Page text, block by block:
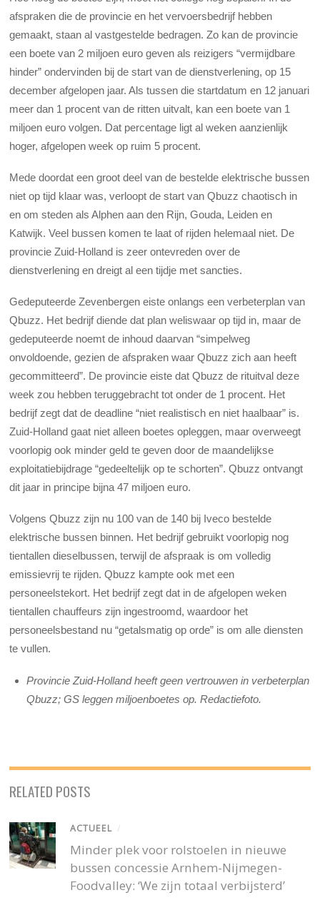
afspraken die de provincie en het vervoersbedrijf hebben
gemaakt, staan al vastgestelde bedragen. Zo kan de provincie
een boete van 2 miljoen euro geven als reizigers “vermijdbare
hinder” ondervinden bij de start van de dienstverlening, op 15
december afgelopen jaar. Als tussen die startdatum en 12 januari
meer dan 1 procent van de ritten uitvalt, kan een boete van 1
miljoen euro volgen. Dat percentage ligt al weken aanzienlijk
hoger, afgelopen week op ruim 5 procent.
Mede doordat een groot deel van de bestelde elektrische bussen
niet op tijd klaar was, verloopt de start van Qbuzz chaotisch in
en om steden als Alphen aan den Rijn, Gouda, Leiden en
Katwijk. Veel bussen komen te laat of rijden helemaal niet. De
provincie Zuid-Holland is zeer ontevreden over de
dienstverlening en dreigt al een tijdje met sancties.
Gedeputeerde Zevenbergen eiste onlangs een verbeterplan van
Qbuzz. Het bedrijf diende dat plan weliswaar op tijd in, maar de
gedeputeerde noemt de inhoud daarvan “simpelweg
onvoldoende, gezien de afspraken waar Qbuzz zich aan heeft
gecommitteerd”. De provincie eiste dat Qbuzz de rituitval deze
week zou hebben teruggebracht tot onder de 1 procent. Het
bedrijf zegt dat de deadline “niet realistisch en niet haalbaar” is.
Zuid-Holland gaat niet alleen boetes opleggen, maar overweegt
voorlopig ook minder geld te geven door de maandelijkse
exploitatiebijdrage “gedeeltelijk op te schorten”. Qbuzz ontvangt
dit jaar in principe bijna 47 miljoen euro.
Volgens Qbuzz zijn nu 100 van de 140 bij Iveco bestelde
elektrische bussen binnen. Het bedrijf gebruikt voorlopig nog
tientallen dieselbussen, terwijl de afspraak is om volledig
emissievrij te rijden. Qbuzz kampte ook met een
personeelstekort. Het bedrijf zegt dat in de afgelopen weken
tientallen chauffeurs zijn ingestroomd, waardoor het
personeelsbestand nu “getalsmatig op orde” is om alle diensten
te vullen.
Provincie Zuid-Holland heeft geen vertrouwen in verbeterplan
Qbuzz; GS leggen miljoenboetes op. Redactiefoto.
RELATED POSTS
ACTUEEL /
Minder plek voor rolstoelen in nieuwe
bussen concessie Arnhem-Nijmegen-
Foodvalley: ‘We zijn totaal verbijsterd’